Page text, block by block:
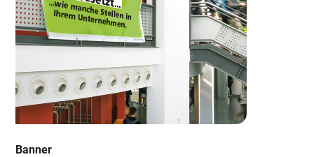
Banner